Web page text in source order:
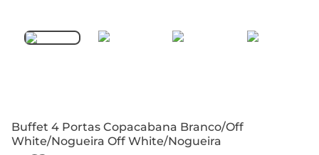
Buffet 4 Portas Copacabana Branco/Off
White/Nogueira Off White/Nogueira